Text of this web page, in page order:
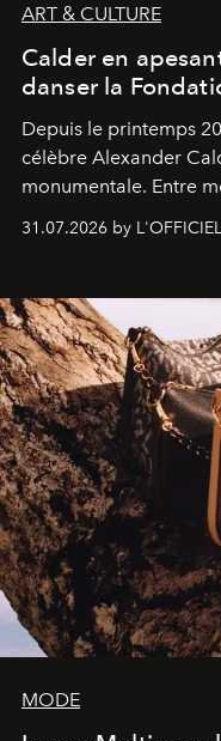
ART & CULTURE
Calder en
danser la
Depuis le printemps
célèbre Alexander
monumentale. Entre
monumentales et
américain investit les
sculpture.
31.07.2026 by
MODE